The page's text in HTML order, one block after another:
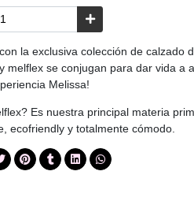
la exclusiva colección de calzado
melflex se conjugan para dar vida a
Melissa!
Es nuestra principal materia
ecofriendly y totalmente cómodo.